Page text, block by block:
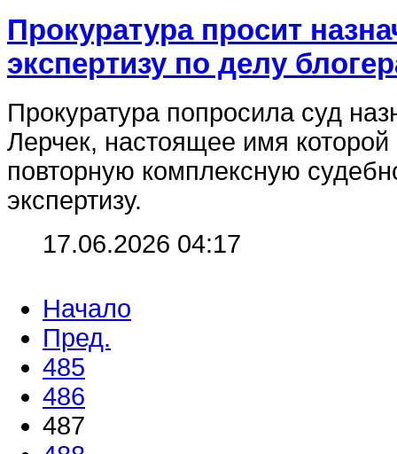
Прокуратура просит
экспертизу по делу
Прокуратура попросила суд
Лерчек, настоящее имя
повторную комплексную
экспертизу.
17.06.2026 04:17
Начало
Пред.
485
486
487